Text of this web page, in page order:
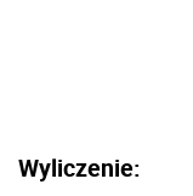
Wyliczenie: